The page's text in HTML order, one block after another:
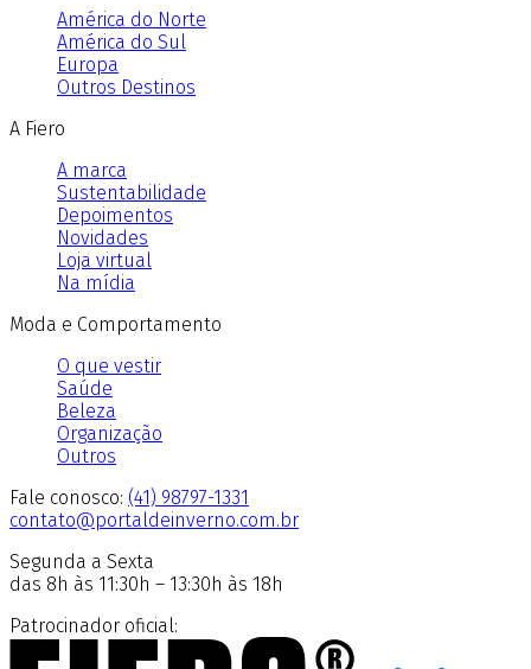
América do Norte
América do Sul
Europa
Outros Destinos
A Fiero
A marca
Sustentabilidade
Depoimentos
Novidades
Loja virtual
Na mídia
Moda e Comportamento
O que vestir
Saúde
Beleza
Organização
Outros
Fale conosco: (41) 98797-1331
contato@portaldeinverno.com.br
Segunda a Sexta
das 8h às 11:30h – 13:30h às 18h
Patrocinador oficial: